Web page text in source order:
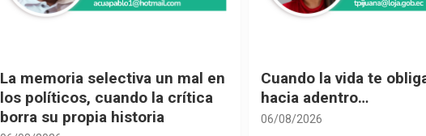
Cuando la vida te obliga a mirar
hacia adentro…
06/08/2026
Urnas, democracia y el
vivir
05/08/2026